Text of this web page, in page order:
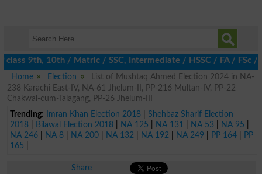
9th, 10th / Matric / SSC, Intermediate / HSSC / FA / FSc /
Home
Election
List of Mushtaq Ahmed Election 2024 in NA-
238 Karachi East-IV, NA-61 Jhelum-II, PP-216 Multan-IV, PP-22
Chakwal-cum-Talagang, PP-26 Jhelum-III
Trending:
Imran Khan Election 2018| Shehbaz Sharif Election
2018| Bilawal Election 2018| NA 125 NA 131 NA 53 NA 95
NA 246| NA 8| NA 200| NA 132 NA 192 NA 249 PP 164|
PP
165
Share